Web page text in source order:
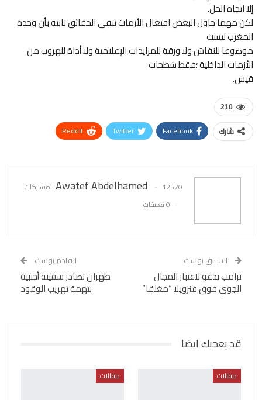
إلا اتجاه الحل.
لكن مهما حاول البعض افتعال الأزمات تبقى الحقائق ثابتة بأن وحدة
المغرب ليست
موضوعا للنقاش ولا ورقة للمزايدات الإعلامية ولا أداة للهروب من
الأزمات الداخلية ؛فقط شطحات
قيس.
210
شارك Facebook
Twitter
ReddIt
Awatef Abdelhamed
12570 المشاركات
0 تعليقات
السابق بوست
ترامب يدعو لاعتبار المجال
الجوي فوق فنزويلا “مغلقا”
القادم بوست
طهران تصادر سفينة أجنبية
بتهمة تهريب الوقود
قد يعجبك ايضا
مقالات مقالات